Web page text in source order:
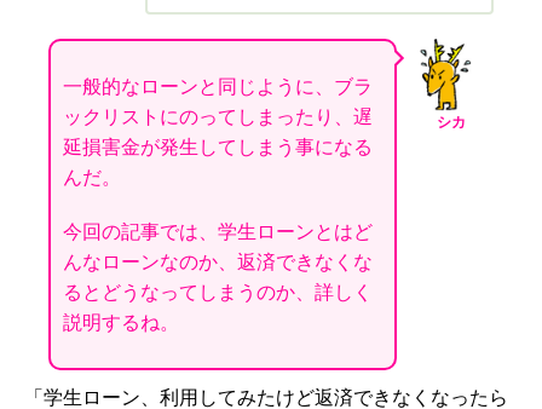
シカ
一般的なローンと同じように、ブラ
ックリストにのってしまったり、遅
延損害金が発生してしまう事になる
んだ。
今回の記事では、学生ローンとはど
んなローンなのか、返済できなくな
るとどうなってしまうのか、詳しく
説明するね。
「学生ローン、利用してみたけど返済できなくなったら